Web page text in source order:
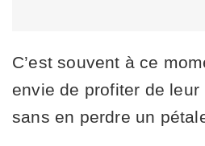
C’est souvent à ce
envie de profiter de leur
sans en perdre un